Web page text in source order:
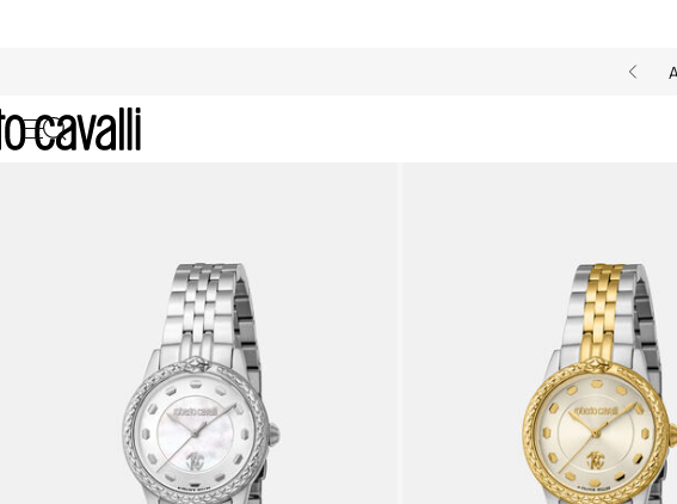
Archive: Uhren für Damen